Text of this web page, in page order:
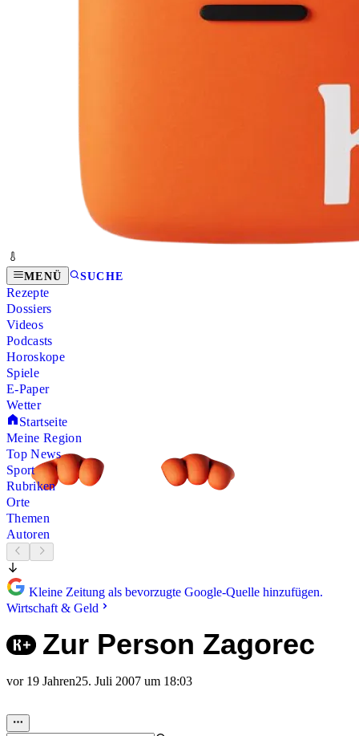
MENÜ SUCHE
Rezepte
Dossiers
Videos
Podcasts
Horoskope
Spiele
E-Paper
Wetter
Startseite
Meine Region
Top News
Sport
Rubriken
Orte
Themen
Autoren
Kleine Zeitung als bevorzugte Google-Quelle hinzufügen.
Wirtschaft & Geld
Zur Person Zagorec
vor 19 Jahren25. Juli 2007 um 18:03